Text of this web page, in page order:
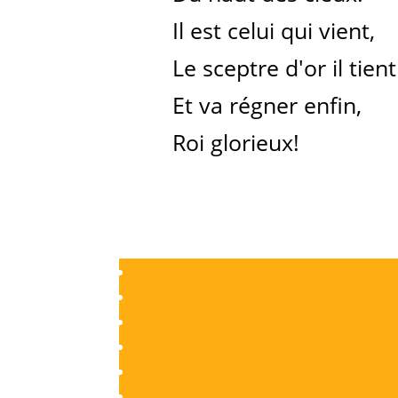
Il est celui qui vient,
Le sceptre d'or il tient
Et va régner enfin,
Roi glorieux!